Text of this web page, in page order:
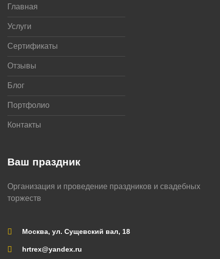
Ваш праздник
Организация и проведение праздников и свадебных
торжеств
Москва, ул. Сущевский вал, 18
hrtrex@yandex.ru
Главная
Услуги
Сертификаты
Отзывы
Блог
Портфолио
Контакты